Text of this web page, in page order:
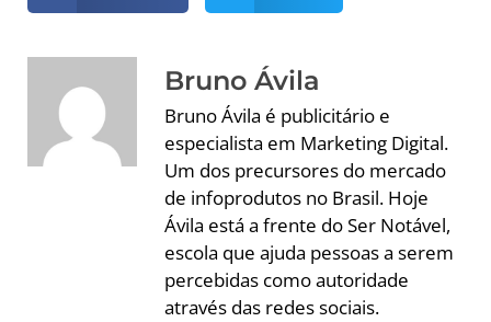
Bruno Ávila
Bruno Ávila é publicitário e
especialista em Marketing Digital.
Um dos precursores do mercado
de infoprodutos no Brasil. Hoje
Ávila está a frente do Ser Notável,
escola que ajuda pessoas a serem
percebidas como autoridade
através das redes sociais.